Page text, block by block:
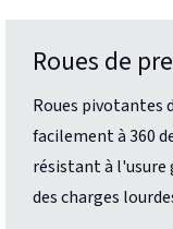
Roues de
Roues pivotantes
facilement à 360
résistant à
des charges